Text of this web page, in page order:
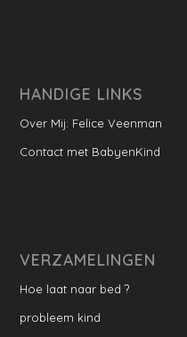
HANDIGE LINKS
Over Mij: Felice Veenman
Contact met BabyenKind
VERZAMELINGEN
Hoe laat naar bed ?
probleem kind